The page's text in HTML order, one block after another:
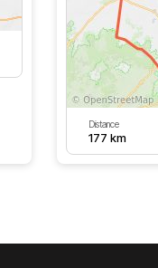
Distance
177 km